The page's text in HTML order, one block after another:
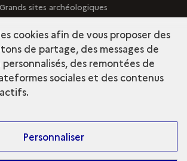
Grands sites archéologiques
Mentions légales
cookies afin de vous proposer des
de partage, des messages de
des remontées de
sociales et des contenus
Personnaliser